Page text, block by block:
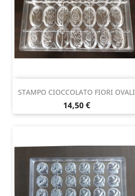
STAMPO CIOCCOLATO FIORI OVALI
Prezzo
14,50 €